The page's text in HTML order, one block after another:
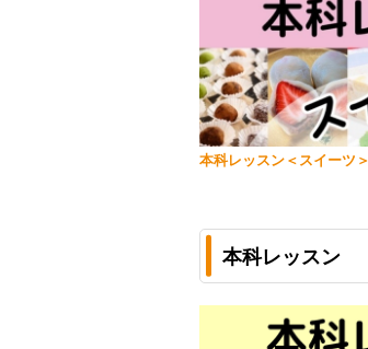
本科レッスン＜スイーツ＞
本科レッスン